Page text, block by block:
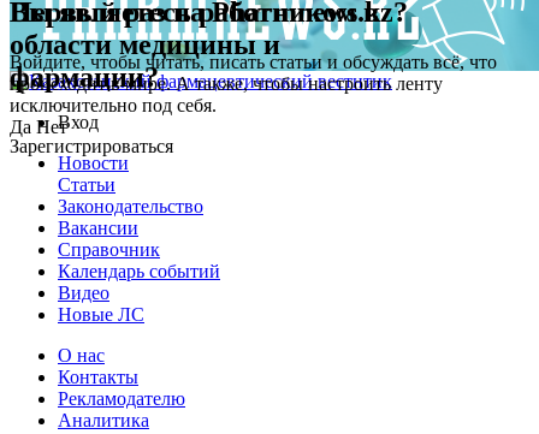
Первый раз на Pharmnews.kz?
Войдите, чтобы читать, писать статьи и обсуждать всё, что
происходит в мире. А также, чтобы настроить ленту
исключительно под себя.
Зарегистрироваться
Вы являетесь работником в
области медицины и
фармации?
Да НетВход
Новости
Статьи
Законодательство
Вакансии
Справочник
Календарь событий
Видео
Новые ЛС
О нас
Контакты
Рекламодателю
Аналитика